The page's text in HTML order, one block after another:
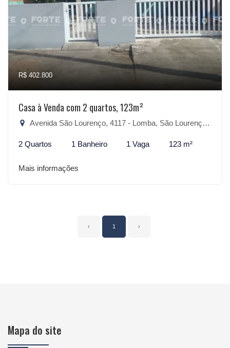
R$ 402.800
Casa à Venda com 2 quartos, 123m²
Avenida São Lourenço, 4117 - Lomba, São Lourenço do Sul-RS
2 Quartos 1 Banheiro 1 Vaga 123 m²
Mais informações
‹ 1 ›
Mapa do site